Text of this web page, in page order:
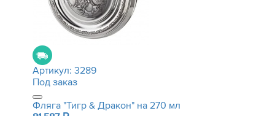
Артикул: 3289
Под заказ
Фляга "Тигр & Дракон" на 270 мл